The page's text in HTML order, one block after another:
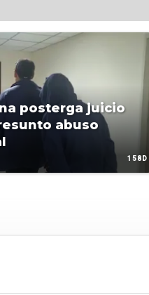
posterga juicio
abuso
158D